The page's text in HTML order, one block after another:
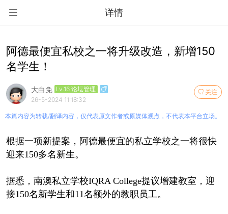
详情
阿德最便宜私校之一将升级改造，新增150
名学生！
关注
大白免 Lv.16 论坛管理
26-5-2024 11:18:32
本篇内容为转载/翻译内容，仅代表原文作者或原媒体观点，不代表本平台立场。
根据一项新提案，阿德最便宜的私立学校之一将很快
迎来150多名新生。
据悉，南澳私立学校IQRA College提议增建教室，迎
接150名新学生和11名额外的教职员工。